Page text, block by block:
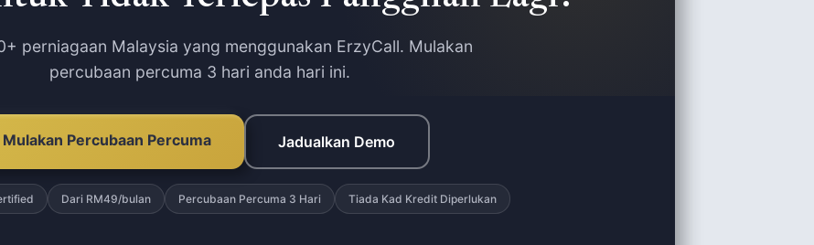
perniagaan Malaysia yang menggunakan ErzyCall. Mulakan
percubaan percuma 3 hari anda hari ini.
Mulakan Percubaan Percuma Jadualkan Demo
Dari RM49/bulan Percubaan Percuma 3 Hari Tiada Kad Kredit Diperlukan